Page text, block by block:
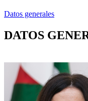
Datos generales
DATOS